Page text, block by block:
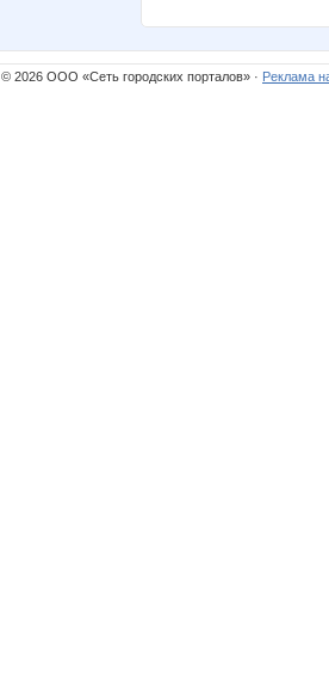
© 2026 ООО «Сеть городских порталов» · Реклама